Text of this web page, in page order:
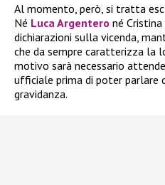
Al momento, però, si tratta
Né Luca Argentero né
dichiarazioni sulla vicenda,
che da sempre caratterizza la
motivo sarà necessario
ufficiale prima di poter parlare
gravidanza.